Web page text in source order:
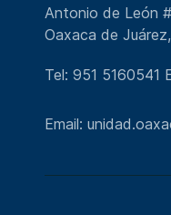
Antonio de León
Oaxaca de
Tel: 951 5160541
Email: